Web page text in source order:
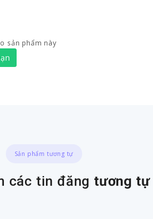
sản phẩm này
Sản phẩm tương tự
các tin đăng tương tự